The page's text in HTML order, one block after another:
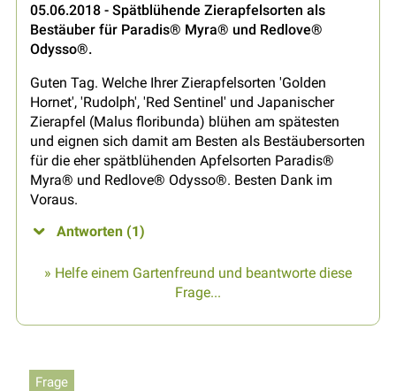
05.06.2018 - Spätblühende Zierapfelsorten als
Bestäuber für Paradis® Myra® und Redlove®
Odysso®.
Guten Tag. Welche Ihrer Zierapfelsorten 'Golden
Hornet', 'Rudolph', 'Red Sentinel' und Japanischer
Zierapfel (Malus floribunda) blühen am spätesten
und eignen sich damit am Besten als Bestäubersorten
für die eher spätblühenden Apfelsorten Paradis®
Myra® und Redlove® Odysso®. Besten Dank im
Voraus.
Antworten (1)
» Helfe einem Gartenfreund und beantworte diese
Frage...
Frage